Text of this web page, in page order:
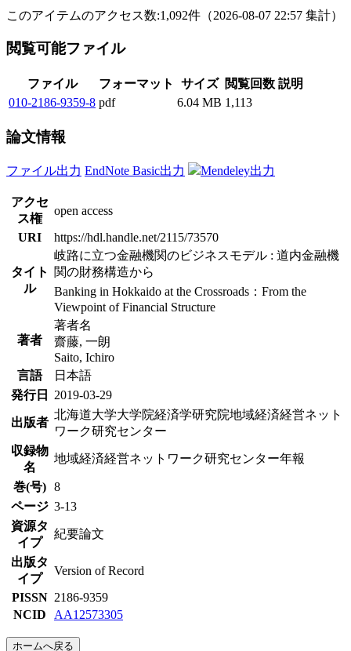
このアイテムのアクセス数:1,092件 （2026-08-07 22:57 集計）
閲覧可能ファイル
ファイル フォーマット サイズ 閲覧回数 説明
010-2186-9359-8 pdf 6.04 MB 1,113
論文情報
ファイル出力 EndNote Basic出力 Mendeley出力
アクセ
ス権
open access
URI
https://hdl.handle.net/2115/73570
タイト
ル
岐路に立つ金融機関のビジネスモデル : 道内金融機
関の財務構造から
Banking in Hokkaido at the Crossroads：From the
Viewpoint of Financial Structure
著者
著者名
齋藤, 一朗
Saito, Ichiro
言語
日本語
発行日
2019-03-29
出版者
北海道大学大学院経済学研究院地域経済経営ネット
ワーク研究センター
収録物
名
地域経済経営ネットワーク研究センター年報
巻(号) 8
ページ 3-13
資源タ
イプ
紀要論文
出版タ
イプ
Version of Record
PISSN 2186-9359
NCID
AA12573305
ホームへ戻る